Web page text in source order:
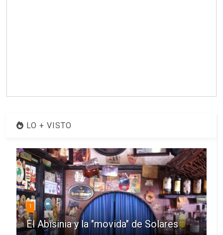
LO + VISTO
1
El Abisinia y la "movida" de Solares